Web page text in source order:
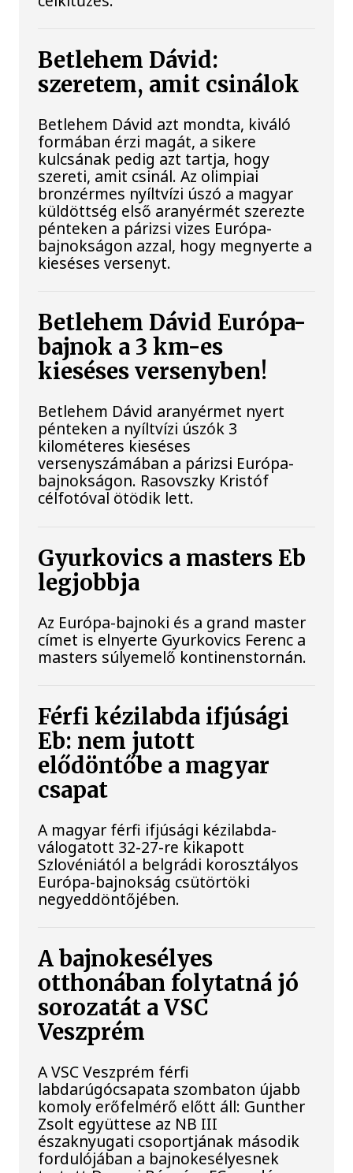
Betlehem Dávid:
szeretem, amit csinálok
Betlehem Dávid azt mondta, kiváló
formában érzi magát, a sikere
kulcsának pedig azt tartja, hogy
szereti, amit csinál. Az olimpiai
bronzérmes nyíltvízi úszó a magyar
küldöttség első aranyérmét szerezte
pénteken a párizsi vizes Európa-
bajnokságon azzal, hogy megnyerte a
kieséses versenyt.
Betlehem Dávid Európa-
bajnok a 3 km-es
kieséses versenyben!
Betlehem Dávid aranyérmet nyert
pénteken a nyíltvízi úszók 3
kilométeres kieséses
versenyszámában a párizsi Európa-
bajnokságon. Rasovszky Kristóf
célfotóval ötödik lett.
Gyurkovics a masters Eb
legjobbja
Az Európa-bajnoki és a grand master
címet is elnyerte Gyurkovics Ferenc a
masters súlyemelő kontinenstornán.
Férfi kézilabda ifjúsági
Eb: nem jutott
elődöntőbe a magyar
csapat
A magyar férfi ifjúsági kézilabda-
válogatott 32-27-re kikapott
Szlovéniától a belgrádi korosztályos
Európa-bajnokság csütörtöki
negyeddöntőjében.
A bajnokesélyes
otthonában folytatná jó
sorozatát a VSC
Veszprém
A VSC Veszprém férfi
labdarúgócsapata szombaton újabb
komoly erőfelmérő előtt áll: Gunther
Zsolt együttese az NB III
északnyugati csoportjának második
fordulójában a bajnokesélyesnek